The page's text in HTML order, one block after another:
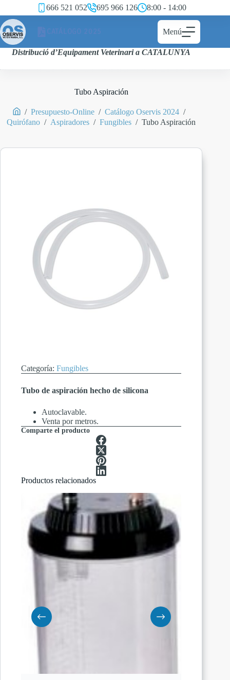
666 521 052 695 966 126 8:00 - 14:00
CATÁLOGO 2025 Menú
Distribució d’Equipament Veterinari a CATALUNYA
Tubo Aspiración
/ Presupuesto-Online / Catálogo Oservis 2024 /
Quirófano / Aspiradores / Fungibles / Tubo Aspiración
Categoría: Fungibles
Tubo de aspiración hecho de silicona
Autoclavable.
Venta por metros.
Comparte el producto
Productos relacionados